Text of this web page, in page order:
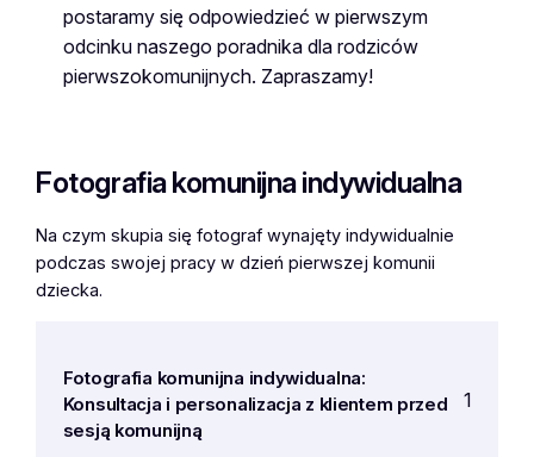
postaramy się odpowiedzieć w pierwszym
odcinku naszego poradnika dla rodziców
pierwszokomunijnych. Zapraszamy!
Fotografia komunijna indywidualna
Na czym skupia się fotograf wynajęty indywidualnie
podczas swojej pracy w dzień pierwszej komunii
dziecka.
Fotografia komunijna indywidualna:
Konsultacja i personalizacja z klientem przed
sesją komunijną
1